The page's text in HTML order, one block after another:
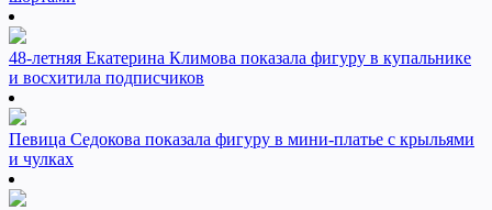
48-летняя Екатерина Климова показала фигуру в купальнике
и восхитила подписчиков
Певица Седокова показала фигуру в мини-платье с крыльями
и чулках